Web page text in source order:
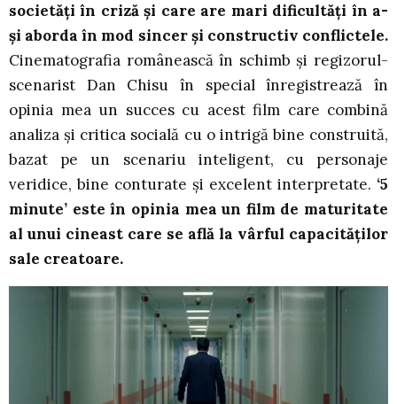
societăți în criză și care are mari dificultăți în a-
și aborda în mod sincer și constructiv conflictele.
Cinematografia românească în schimb și regizorul-
scenarist Dan Chisu în special înregistrează în
opinia mea un succes cu acest film care combină
analiza și critica socială cu o intrigă bine construită,
bazat pe un scenariu inteligent, cu personaje
veridice, bine conturate și excelent interpretate. ‘5
minute’ este în opinia mea un film de maturitate
al unui cineast care se află la vârful capacităților
sale creatoare.